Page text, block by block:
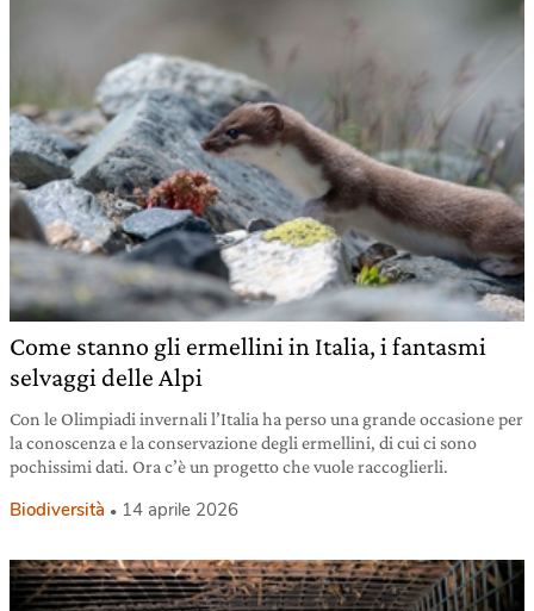
Come stanno gli ermellini in Italia, i fantasmi
selvaggi delle Alpi
Con le Olimpiadi invernali l’Italia ha perso una grande occasione per
la conoscenza e la conservazione degli ermellini, di cui ci sono
pochissimi dati. Ora c’è un progetto che vuole raccoglierli.
Biodiversità 14 aprile 2026